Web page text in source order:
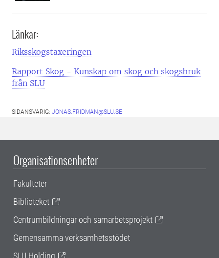
Länkar:
Riksskogstaxeringen
Rapport Skog - Kunskap om skog och skogsbruk
från SLU
SIDANSVARIG: JONAS.FRIDMAN@SLU.SE
Organisationsenheter
Fakulteter
Biblioteket
Centrumbildningar och samarbetsprojekt
Gemensamma verksamhetsstödet
SLU Holding